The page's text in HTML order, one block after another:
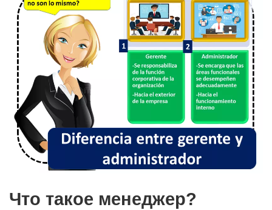
Что такое менеджер?